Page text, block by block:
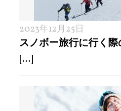
2023年12月25日
スノボー旅行に行く際
[...]